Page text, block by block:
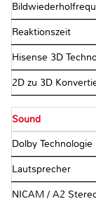
Reaktionszeit
Hisense 3D
2D zu 3D
Sound
Dolby Technologie
Lautsprecher
NICAM / A2